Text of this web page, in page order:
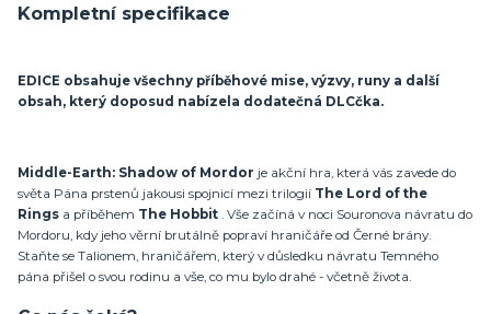
Kompletní specifikace
EDICE obsahuje všechny příběhové mise, výzvy, runy a další
obsah, který doposud nabízela dodatečná DLCčka.
Middle-Earth: Shadow of Mordor je akční hra, která vás zavede do
světa Pána prstenů jakousi spojnicí mezi trilogií The Lord of the
Rings a příběhem The Hobbit . Vše začíná v noci Souronova návratu do
Mordoru, kdy jeho věrní brutálně popraví hraničáře od Černé brány.
Staňte se Talionem, hraničářem, který v důsledku návratu Temného
pána přišel o svou rodinu a vše, co mu bylo drahé - včetně života.